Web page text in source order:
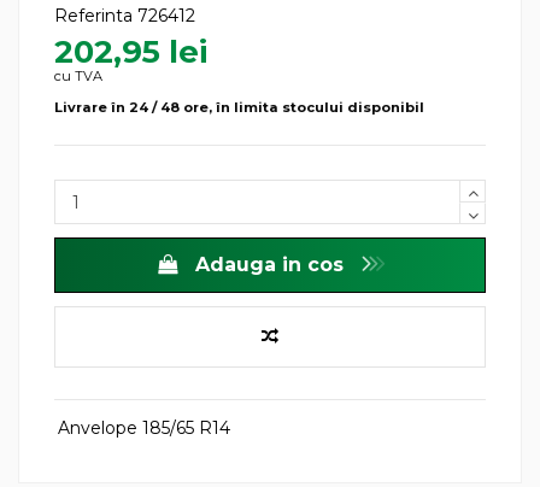
Referinta 726412
202,95 lei
cu TVA
Livrare în 24 / 48 ore, în limita stocului disponibil
Adauga in cos
Anvelope 185/65 R14